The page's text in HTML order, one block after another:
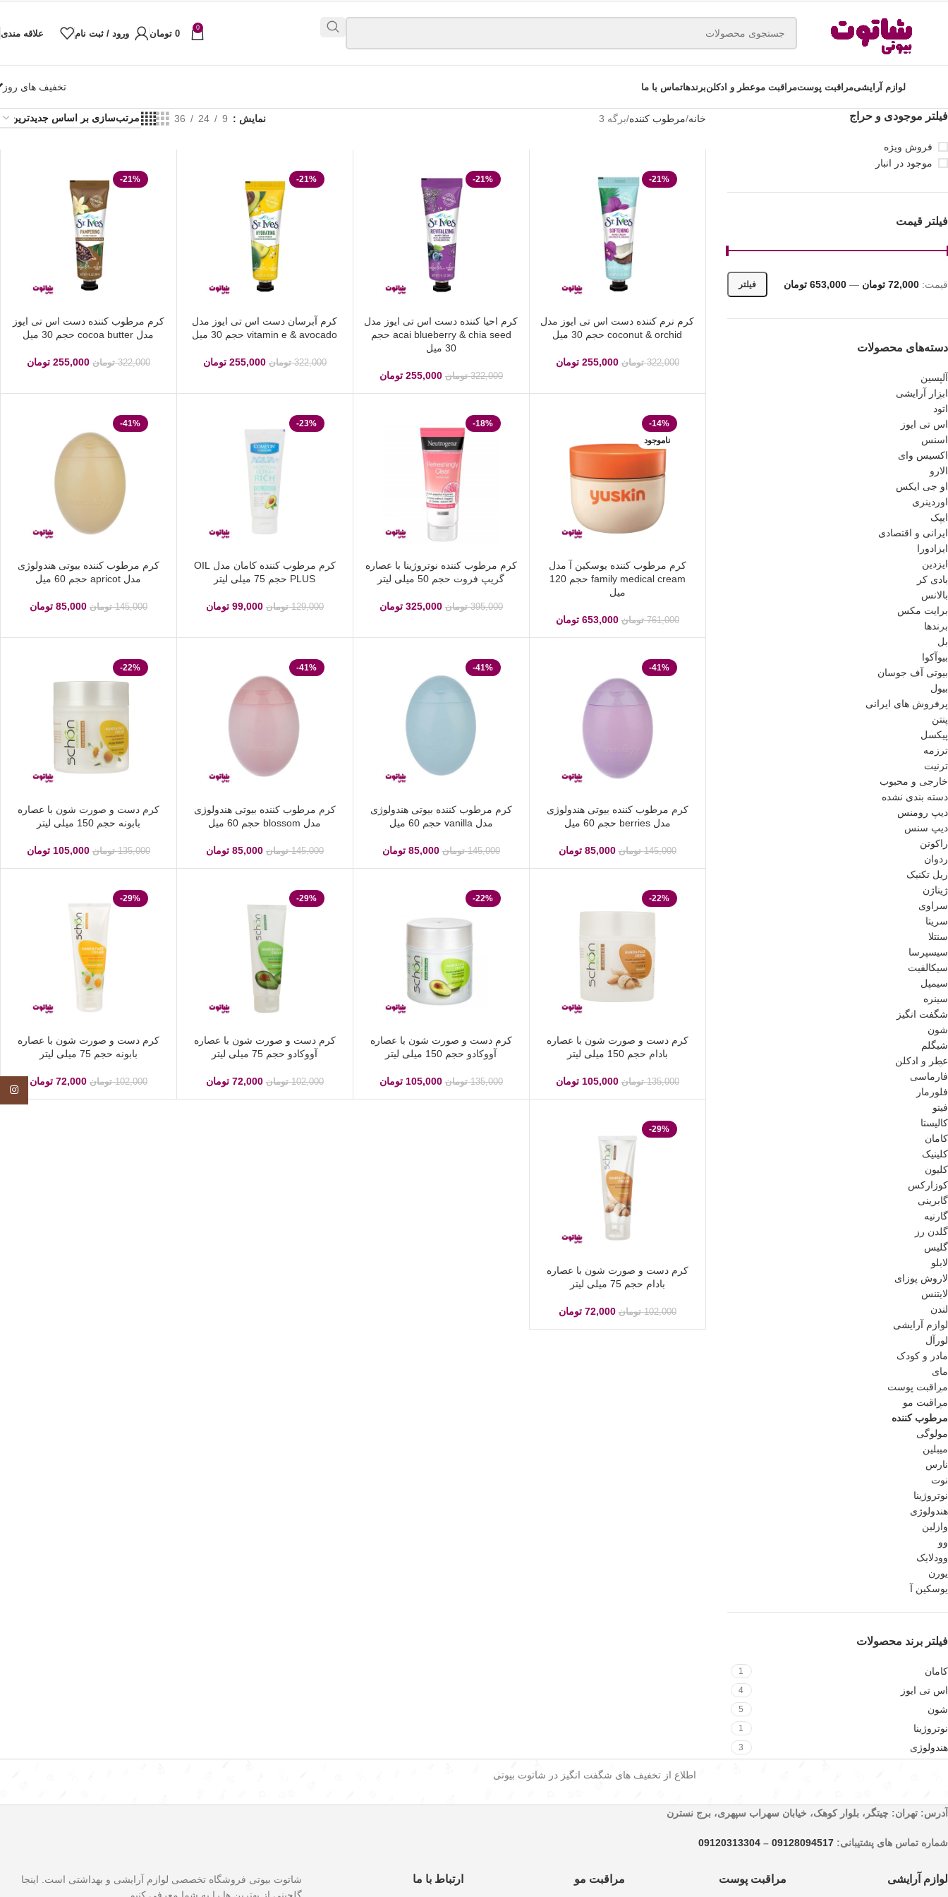
0
0 تومان ورود / ثبت نام علاقه مندی
لوازم آرایشیمراقبت پوستمراقبت موعطر و ادکلنبرندهاتماس با ما تخفیف های روز
فیلتر موجودی و حراج
فروش ویژه
موجود در انبار
فیلتر قیمت
فیلتر قیمت: 72,000 تومان — 653,000 تومان
دسته‌های محصولات
آلپسین
ابزار آرایشی
اتود
اس تی ایوز
اسنس
اکسیس وای
الارو
او جی ایکس
اوردینری
ایپک
ایرانی و اقتصادی
ایزادورا
ایزدین
بادی کر
بالانس
برایت مکس
برندها
بل
بیوآکوا
بیوتی آف جوسان
بیول
پرفروش های ایرانی
پنتن
پیکسل
ترزمه
ترنیت
خارجی و محبوب
دسته بندی نشده
دیپ رومنس
دیپ سنس
راکوتن
ردوان
ریل تکنیک
ژیناژن
سراوی
سریتا
سنتلا
سیسپرسا
سیکالفیت
سیمپل
سینره
شگفت انگیز
شون
شیگلم
عطر و ادکلن
فارماسی
فلورمار
فیتو
کالیستا
کامان
کلینیک
کلیون
کوزارکس
گابرینی
گارنیه
گلدن رز
گلیس
لابلو
لاروش پوزای
لایتنس
لندن
لوازم آرایشی
لورآل
مادر و کودک
مای
مراقبت پوست
مراقبت مو
مرطوب کننده
مولوگی
میبلین
نارس
نوت
نوتروژینا
هندولوژی
وازلین
وو
وودلایک
یورن
یوسکین آ
فیلتر برند محصولات
کامان 1
اس تی ایوز 4
شون 5
نوتروژینا 1
هندولوژی 3
خانه مرطوب کننده برگه 3 نمایش 9
24
36
-21%
کرم نرم کننده دست اس تی ایوز مدل
coconut & orchid حجم 30 میل
322,000 تومان 255,000 تومان
-21%
کرم احیا کننده دست اس تی ایوز مدل
acai blueberry & chia seed حجم
30 میل
322,000 تومان 255,000 تومان
-21%
کرم آبرسان دست اس تی ایوز مدل
vitamin e & avocado حجم 30 میل
322,000 تومان 255,000 تومان
-21%
کرم مرطوب کننده دست اس تی ایوز
مدل cocoa butter حجم 30 میل
322,000 تومان 255,000 تومان
-14%
ناموجود
کرم مرطوب کننده یوسکین آ مدل
family medical cream حجم 120
میل
761,000 تومان 653,000 تومان
-18%
کرم مرطوب کننده نوتروژینا با عصاره
گریپ فروت حجم 50 میلی لیتر
395,000 تومان 325,000 تومان
-23%
کرم مرطوب کننده کامان مدل OIL
PLUS حجم 75 میلی لیتر
129,000 تومان 99,000 تومان
-41%
کرم مرطوب کننده بیوتی هندولوژی
مدل apricot حجم 60 میل
145,000 تومان 85,000 تومان
-41%
کرم مرطوب کننده بیوتی هندولوژی
مدل berries حجم 60 میل
145,000 تومان 85,000 تومان
-41%
کرم مرطوب کننده بیوتی هندولوژی
مدل vanilla حجم 60 میل
145,000 تومان 85,000 تومان
-41%
کرم مرطوب کننده بیوتی هندولوژی
مدل blossom حجم 60 میل
145,000 تومان 85,000 تومان
-22%
کرم دست و صورت شون با عصاره
بابونه حجم 150 میلی لیتر
135,000 تومان 105,000 تومان
-22%
کرم دست و صورت شون با عصاره
بادام حجم 150 میلی لیتر
135,000 تومان 105,000 تومان
-22%
کرم دست و صورت شون با عصاره
آووکادو حجم 150 میلی لیتر
135,000 تومان 105,000 تومان
-29%
کرم دست و صورت شون با عصاره
آووکادو حجم 75 میلی لیتر
102,000 تومان 72,000 تومان
-29%
کرم دست و صورت شون با عصاره
بابونه حجم 75 میلی لیتر
102,000 تومان 72,000 تومان
-29%
کرم دست و صورت شون با عصاره
بادام حجم 75 میلی لیتر
102,000 تومان 72,000 تومان
اطلاع از تخفیف های شگفت انگیز در شاتوت بیوتی
آدرس: تهران: چیتگر، بلوار کوهک، خیابان سهراب سپهری، برج نسترن
شماره تماس های پشتیبانی: 09128094517
–
09120313304
لوازم آرایشی مراقبت پوست مراقبت مو ارتباط با ما
شاتوت بیوتی فروشگاه تخصصی لوازم آرایشی و بهداشتی است. اینجا